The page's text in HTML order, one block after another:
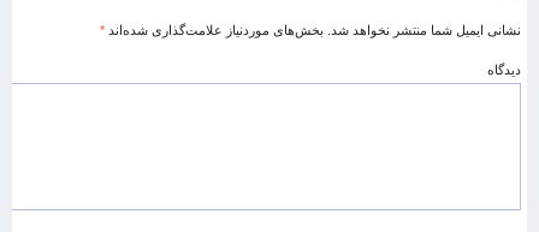
نشانی ایمیل شما منتشر نخواهد شد. بخش‌های موردنیاز علامت‌گذاری شده‌اند *
دیدگاه